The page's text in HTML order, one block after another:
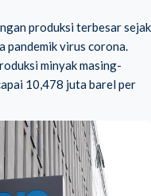
produksi terbesar sejak
pandemik virus corona.
minyak masing-
10,478 juta barel per